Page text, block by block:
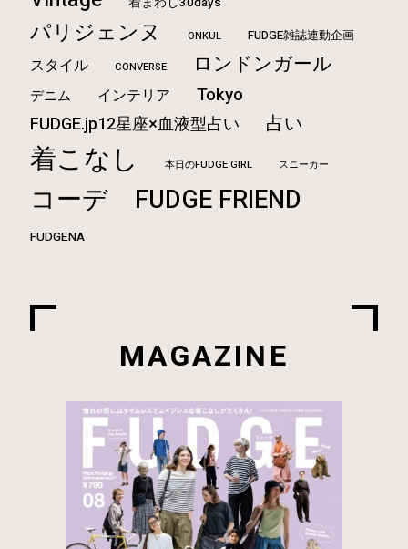
パリジェンヌ ONKUL FUDGE雑誌連動企画
スタイル CONVERSE ロンドンガール
デニム インテリア Tokyo
FUDGE.jp12星座×血液型占い 占い
着こなし 本日のFUDGE GIRL スニーカー
コーデ FUDGE FRIEND
FUDGENA
MAGAZINE